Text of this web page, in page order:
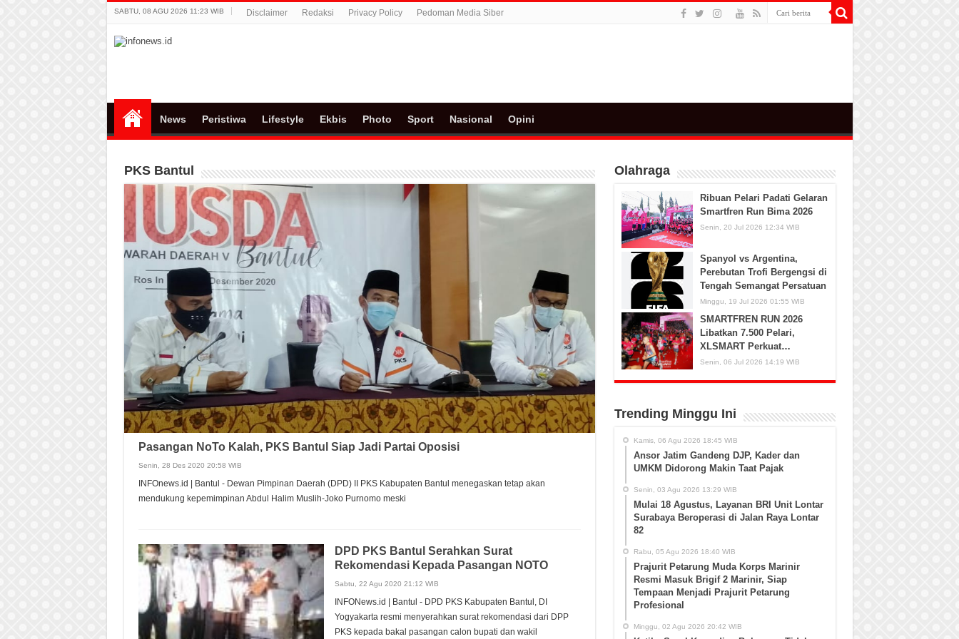
SABTU, 08 AGU 2026 11:23 WIB Disclaimer Redaksi Privacy Policy Pedoman Media Siber
News Peristiwa Lifestyle Ekbis Photo Sport Nasional Opini
PKS Bantul
Pasangan NoTo Kalah, PKS Bantul Siap Jadi Partai Oposisi
Senin, 28 Des 2020 20:58 WIB
INFOnews.id | Bantul - Dewan Pimpinan Daerah (DPD) II PKS Kabupaten Bantul menegaskan tetap akan
mendukung kepemimpinan Abdul Halim Muslih-Joko Purnomo meski
DPD PKS Bantul Serahkan Surat
Rekomendasi Kepada Pasangan NOTO
Sabtu, 22 Agu 2020 21:12 WIB
INFONews.id | Bantul - DPD PKS Kabupaten Bantul, DI
Yogyakarta resmi menyerahkan surat rekomendasi dari DPP
PKS kepada bakal pasangan calon bupati dan wakil
Olahraga
Ribuan Pelari Padati Gelaran
Smartfren Run Bima 2026
Senin, 20 Jul 2026 12:34 WIB
Spanyol vs Argentina,
Perebutan Trofi Bergengsi di
Tengah Semangat Persatuan
Minggu, 19 Jul 2026 01:55 WIB
SMARTFREN RUN 2026
Libatkan 7.500 Pelari,
XLSMART Perkuat
Kedekatan dengan
Senin, 06 Jul 2026 14:19 WIB
Trending Minggu Ini
Kamis, 06 Agu 2026 18:45 WIB
Ansor Jatim Gandeng DJP, Kader dan
UMKM Didorong Makin Taat Pajak
Senin, 03 Agu 2026 13:29 WIB
Mulai 18 Agustus, Layanan BRI Unit Lontar
Surabaya Beroperasi di Jalan Raya Lontar
82
Rabu, 05 Agu 2026 18:40 WIB
Prajurit Petarung Muda Korps Marinir
Resmi Masuk Brigif 2 Marinir, Siap
Tempaan Menjadi Prajurit Petarung
Profesional
Minggu, 02 Agu 2026 20:42 WIB